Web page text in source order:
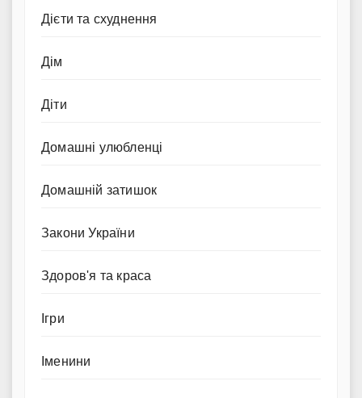
Дієти та схуднення
Дім
Діти
Домашні улюбленці
Домашній затишок
Закони України
Здоров'я та краса
Ігри
Іменини